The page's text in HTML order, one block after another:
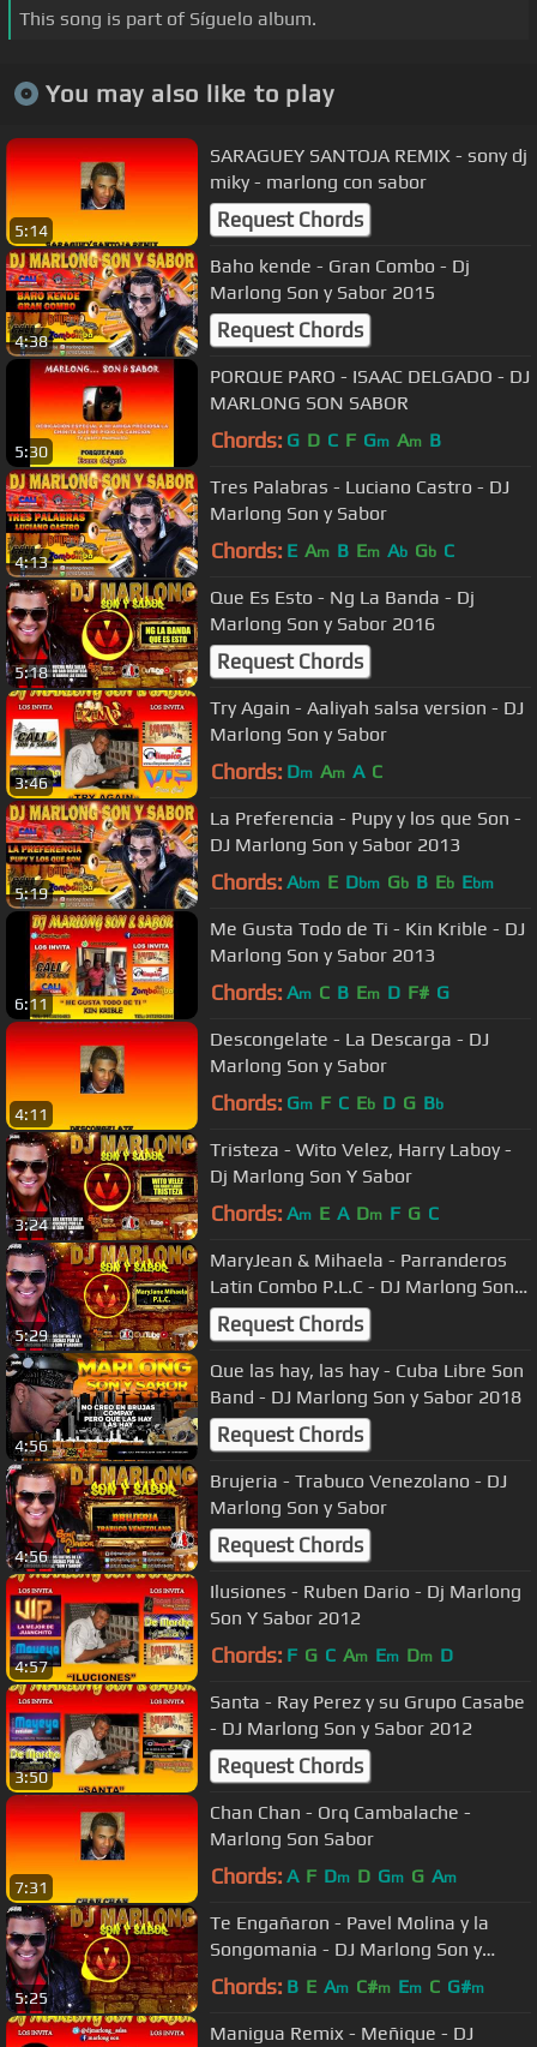
This song is part of Síguelo album.
You may also like to play
5:14
SARAGUEY SANTOJA REMIX - sony dj
miky - marlong con sabor
Request Chords
4:38
Baho kende - Gran Combo - Dj
Marlong Son y Sabor 2015
Request Chords
5:30
PORQUE PARO - ISAAC DELGADO - DJ
MARLONG SON SABOR
Chords: G D C F Gm Am B
4:13
Tres Palabras - Luciano Castro - DJ
Marlong Son y Sabor
Chords: E Am B Em Ab Gb C
5:18
Que Es Esto - Ng La Banda - Dj
Marlong Son y Sabor 2016
Request Chords
3:46
Try Again - Aaliyah salsa version - DJ
Marlong Son y Sabor
Chords: Dm Am A C
5:19
La Preferencia - Pupy y los que Son -
DJ Marlong Son y Sabor 2013
Chords: Abm E Dbm Gb B Eb Ebm
6:11
Me Gusta Todo de Ti - Kin Krible - DJ
Marlong Son y Sabor 2013
Chords: Am C B Em D F# G
4:11
Descongelate - La Descarga - DJ
Marlong Son y Sabor
Chords: Gm F C Eb D G Bb
3:24
Tristeza - Wito Velez, Harry Laboy -
Dj Marlong Son Y Sabor
Chords: Am E A Dm F G C
5:29
MaryJean & Mihaela - Parranderos
Latin Combo P.L.C - DJ Marlong Son y
Sabor
Request Chords
4:56
Que las hay, las hay - Cuba Libre Son
Band - DJ Marlong Son y Sabor 2018
Request Chords
4:56
Brujeria - Trabuco Venezolano - DJ
Marlong Son y Sabor
Request Chords
4:57
Ilusiones - Ruben Dario - Dj Marlong
Son Y Sabor 2012
Chords: F G C Am Em Dm D
3:50
Santa - Ray Perez y su Grupo Casabe
- DJ Marlong Son y Sabor 2012
Request Chords
7:31
Chan Chan - Orq Cambalache -
Marlong Son Sabor
Chords: A F Dm D Gm G Am
5:25
Te Engañaron - Pavel Molina y la
Songomania - DJ Marlong Son y
Sabor 2017
Chords: B E Am C#m Em C G#m
Manigua Remix - Meñique - DJ